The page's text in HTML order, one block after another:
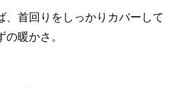
、首回りをしっかりカバーして
暖かさ。